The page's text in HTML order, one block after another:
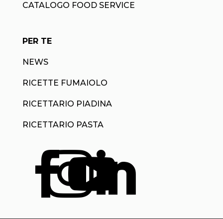
CATALOGO FOOD SERVICE
PER TE
NEWS
RICETTE FUMAIOLO
RICETTARIO PIADINA
RICETTARIO PASTA



